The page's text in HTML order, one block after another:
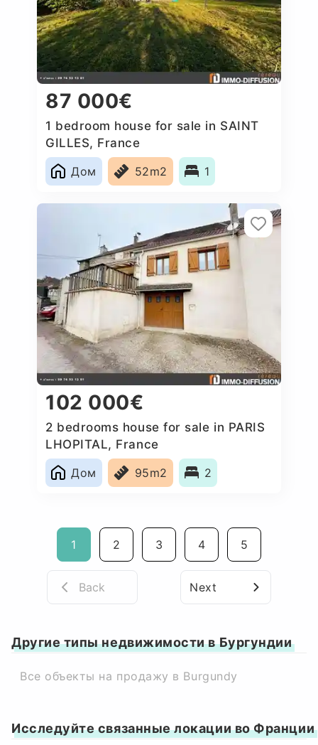
87 000€
1 bedroom house for sale in SAINT
GILLES, France
Дом
52m2 1
102 000€
2 bedrooms house for sale in PARIS
LHOPITAL, France
Дом
95m2 2
1 2 3 4 5
Back Next
Другие типы недвижимости в Бургундии
Все объекты на продажу в Burgundy
Исследуйте связанные локации во Франции